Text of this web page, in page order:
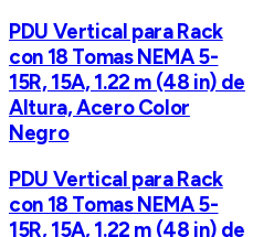
PDU Vertical para Rack
con 18 Tomas NEMA 5-
15R, 15A, 1.22 m (48 in) de
Altura, Acero Color
Negro
PDU Vertical para Rack
con 18 Tomas NEMA 5-
15R, 15A, 1.22 m (48 in) de